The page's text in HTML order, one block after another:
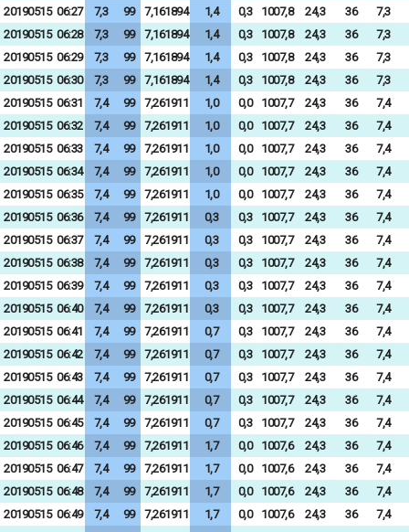
20190515 06:27 7,3 99 7,161894 1,4 0,3 1007,8 24,3 36
7,3
20190515 06:28 7,3 99 7,161894 1,4 0,3 1007,8 24,3 36
7,3
20190515 06:29 7,3 99 7,161894 1,4 0,3 1007,8 24,3 36
7,3
20190515 06:30 7,3 99 7,161894 1,4 0,3 1007,8 24,3 36
7,3
20190515 06:31 7,4 99 7,261911 1,0 0,0 1007,7 24,3 36
7,4
20190515 06:32 7,4 99 7,261911 1,0 0,0 1007,7 24,3 36
7,4
20190515 06:33 7,4 99 7,261911 1,0 0,0 1007,7 24,3 36
7,4
20190515 06:34 7,4 99 7,261911 1,0 0,0 1007,7 24,3 36
7,4
20190515 06:35 7,4 99 7,261911 1,0 0,0 1007,7 24,3 36
7,4
20190515 06:36 7,4 99 7,261911 0,3 0,3 1007,7 24,3 36
7,4
20190515 06:37 7,4 99 7,261911 0,3 0,3 1007,7 24,3 36
7,4
20190515 06:38 7,4 99 7,261911 0,3 0,3 1007,7 24,3 36
7,4
20190515 06:39 7,4 99 7,261911 0,3 0,3 1007,7 24,3 36
7,4
20190515 06:40 7,4 99 7,261911 0,3 0,3 1007,7 24,3 36
7,4
20190515 06:41 7,4 99 7,261911 0,7 0,3 1007,7 24,3 36
7,4
20190515 06:42 7,4 99 7,261911 0,7 0,3 1007,7 24,3 36
7,4
20190515 06:43 7,4 99 7,261911 0,7 0,3 1007,7 24,3 36
7,4
20190515 06:44 7,4 99 7,261911 0,7 0,3 1007,7 24,3 36
7,4
20190515 06:45 7,4 99 7,261911 0,7 0,3 1007,7 24,3 36
7,4
20190515 06:46 7,4 99 7,261911 1,7 0,0 1007,6 24,3 36
7,4
20190515 06:47 7,4 99 7,261911 1,7 0,0 1007,6 24,3 36
7,4
20190515 06:48 7,4 99 7,261911 1,7 0,0 1007,6 24,3 36
7,4
20190515 06:49 7,4 99 7,261911 1,7 0,0 1007,6 24,3 36
7,4